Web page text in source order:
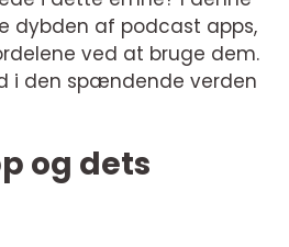
dybden af podcast apps,
ved at bruge dem.
i den spændende verden
og dets